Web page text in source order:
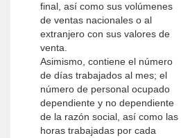
final, así como sus volúmenes
de ventas nacionales o al
extranjero con sus valores de
venta.
Asimismo, contiene el número
de días trabajados al mes; el
número de personal ocupado
dependiente y no dependiente
de la razón social, así como las
horas trabajadas por cada